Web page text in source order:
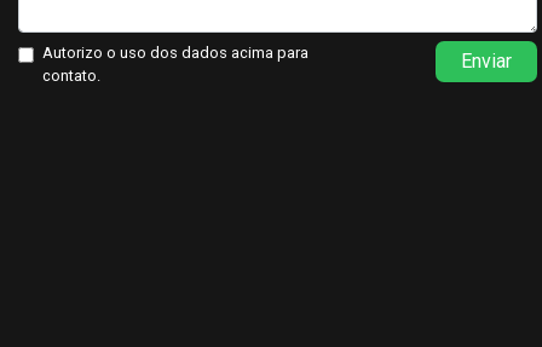
Autorizo o uso dos dados acima para
contato.
Enviar